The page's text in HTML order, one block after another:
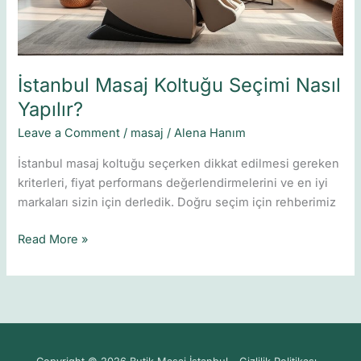
İstanbul Masaj Koltuğu Seçimi Nasıl
Yapılır?
Leave a Comment / masaj /Alena Hanım
İstanbul masaj koltuğu seçerken dikkat edilmesi gereken
kriterleri, fiyat performans değerlendirmelerini ve en iyi
markaları sizin için derledik. Doğru seçim için rehberimiz
Read More »